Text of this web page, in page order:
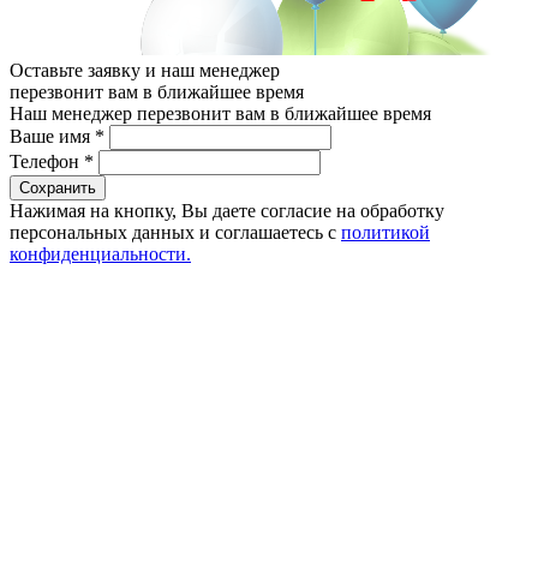
Оставьте заявку и наш менеджер
перезвонит вам в ближайшее время
Наш менеджер перезвонит вам в ближайшее время
Ваше имя *
Телефон *
Сохранить
Нажимая на кнопку, Вы даете согласие на обработку
персональных данных и соглашаетесь с политикой
конфиденциальности.